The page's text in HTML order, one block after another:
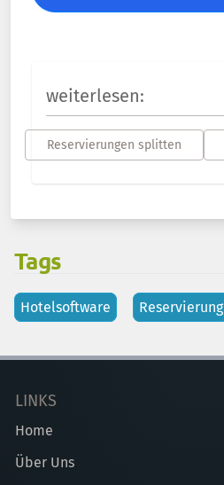
weiterlesen:
Reservierungen splitten
Tags
Hotelsoftware Reservierung
LINKS
Home
Über Uns